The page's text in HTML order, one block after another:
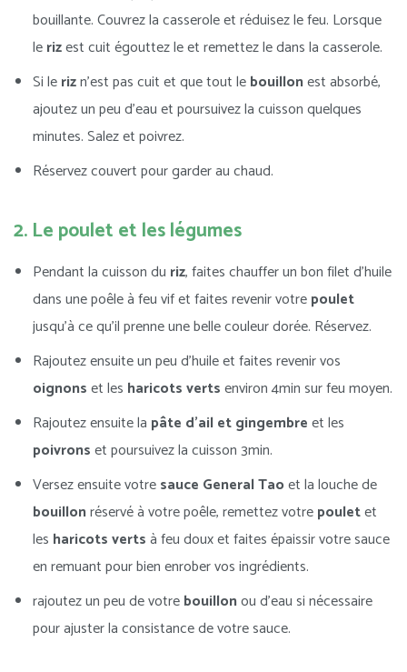
bouillante. Couvrez la casserole et réduisez le feu. Lorsque
lerizest cuit égouttez le et remettez le dans la casserole.
Si lerizn’est pas cuit et que tout lebouillonest absorbé,
ajoutez un peu d’eau et poursuivez la cuisson quelques
minutes. Salez et poivrez.
Réservez couvert pour garder au chaud.
2. Le poulet et les légumes
Pendant la cuisson du riz, faites chauffer un bon filet d’huile
dans une poêle à feu vif et faites revenir votrepoulet
jusqu’à ce qu’il prenne une belle couleur dorée. Réservez.
Rajoutez ensuite un peu d’huile et faites revenir vos
oignonset les haricots vertsenviron 4min sur feu moyen.
Rajoutez ensuite la pâte d’ail et gingembreet les
poivronset poursuivez la cuisson 3min.
Versez ensuite votresauce General Taoet la louche de
bouillonréservé à votre poêle, remettez votrepouletet
les haricots vertsà feu doux et faites épaissir votre sauce
en remuant pour bien enrober vos ingrédients.
rajoutez un peu de votrebouillonou d’eau si nécessaire
pour ajuster la consistance de votre sauce.